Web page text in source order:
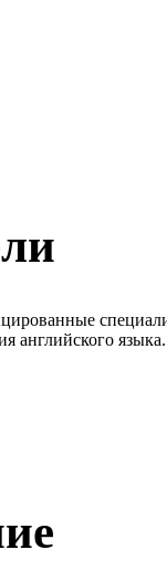
английского языка.